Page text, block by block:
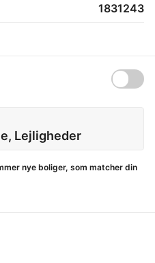
1831243
Lejligheder
nye boliger, som matcher din